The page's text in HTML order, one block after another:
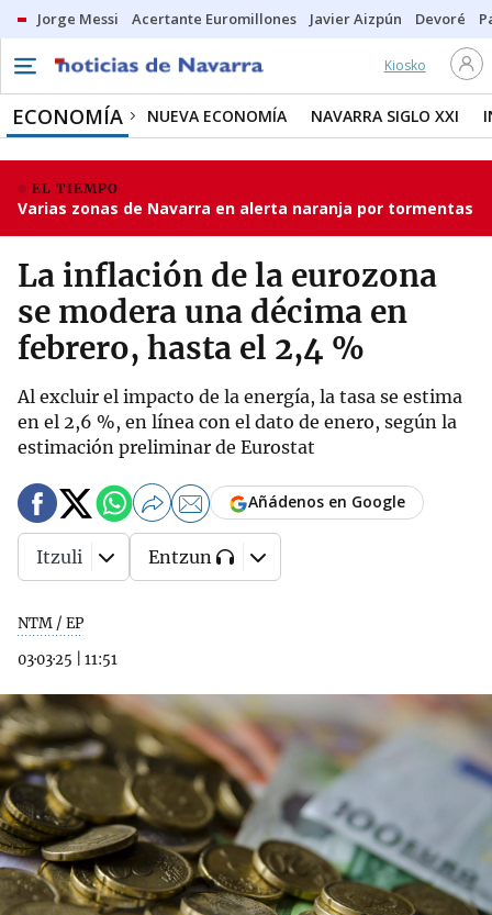
Jorge Messi Acertante Euromillones Javier Aizpún Devoré
Kiosko
ECONOMÍA NUEVA ECONOMÍA NAVARRA SIGLO XXI
EL TIEMPO
Varias zonas de Navarra en alerta naranja por tormentas
La inflación de la eurozona
se modera una décima en
febrero, hasta el 2,4 %
Al excluir el impacto de la energía, la tasa se estima
en el 2,6 %, en línea con el dato de enero, según la
estimación preliminar de Eurostat
NTM / EP
03·03·25
11:51
Añádenos en Google
Itzuli Entzun